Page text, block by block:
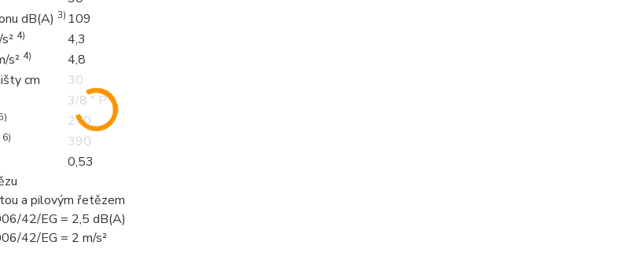
dB(A) 3) 109
4)
4,3
s² 4)
4,8
cm
30
3/8 " P
5)
270
6)
390
0,53
a pilovým řetězem
42/EG = 2,5 dB(A)
42/EG = 2 m/s²